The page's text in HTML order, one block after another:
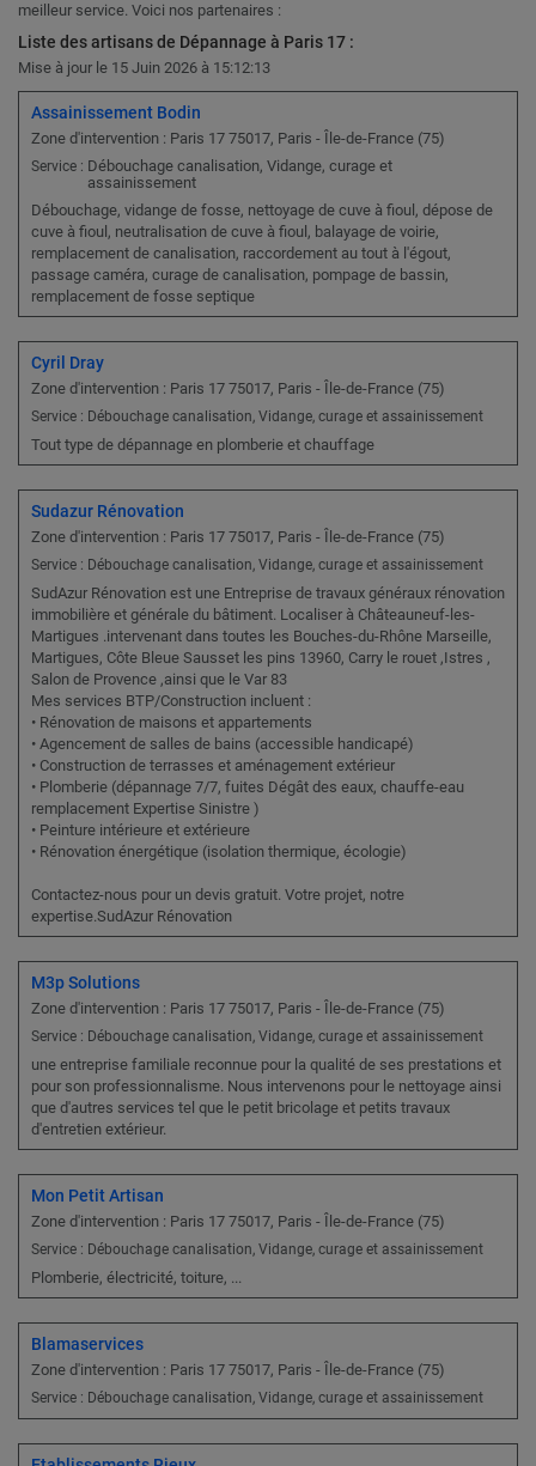
meilleur service. Voici nos partenaires :
Liste des artisans de Dépannage à Paris 17 :
Mise à jour le 15 Juin 2026 à 15:12:13
Assainissement Bodin
Zone d'intervention : Paris 17 75017, Paris - Île-de-France (75)
Service : Débouchage canalisation, Vidange, curage et
assainissement
Débouchage, vidange de fosse, nettoyage de cuve à fioul, dépose de
cuve à fioul, neutralisation de cuve à fioul, balayage de voirie,
remplacement de canalisation, raccordement au tout à l'égout,
passage caméra, curage de canalisation, pompage de bassin,
remplacement de fosse septique
Cyril Dray
Zone d'intervention : Paris 17 75017, Paris - Île-de-France (75)
Service : Débouchage canalisation, Vidange, curage et assainissement
Tout type de dépannage en plomberie et chauffage
Sudazur Rénovation
Zone d'intervention : Paris 17 75017, Paris - Île-de-France (75)
Service : Débouchage canalisation, Vidange, curage et assainissement
SudAzur Rénovation est une Entreprise de travaux généraux rénovation
immobilière et générale du bâtiment. Localiser à Châteauneuf-les-
Martigues .intervenant dans toutes les Bouches-du-Rhône Marseille,
Martigues, Côte Bleue Sausset les pins 13960, Carry le rouet ,Istres ,
Salon de Provence ,ainsi que le Var 83
Mes services BTP/Construction incluent :
• Rénovation de maisons et appartements
• Agencement de salles de bains (accessible handicapé)
• Construction de terrasses et aménagement extérieur
• Plomberie (dépannage 7/7, fuites Dégât des eaux, chauffe-eau
remplacement Expertise Sinistre )
• Peinture intérieure et extérieure
• Rénovation énergétique (isolation thermique, écologie)
Contactez-nous pour un devis gratuit. Votre projet, notre
expertise.SudAzur Rénovation
M3p Solutions
Zone d'intervention : Paris 17 75017, Paris - Île-de-France (75)
Service : Débouchage canalisation, Vidange, curage et assainissement
une entreprise familiale reconnue pour la qualité de ses prestations et
pour son professionnalisme. Nous intervenons pour le nettoyage ainsi
que d'autres services tel que le petit bricolage et petits travaux
d'entretien extérieur.
Mon Petit Artisan
Zone d'intervention : Paris 17 75017, Paris - Île-de-France (75)
Service : Débouchage canalisation, Vidange, curage et assainissement
Plomberie, électricité, toiture, ...
Blamaservices
Zone d'intervention : Paris 17 75017, Paris - Île-de-France (75)
Service : Débouchage canalisation, Vidange, curage et assainissement